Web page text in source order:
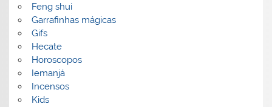
Feng shui
Garrafinhas mágicas
Gifs
Hecate
Horoscopos
Iemanjá
Incensos
Kids